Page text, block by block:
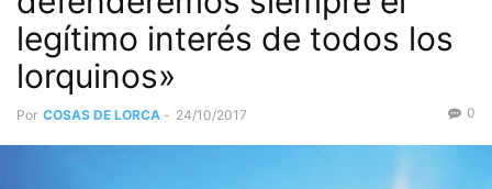
legítimo interés de todos los
lorquinos»
Por COSAS DE LORCA - 24/10/2017 0